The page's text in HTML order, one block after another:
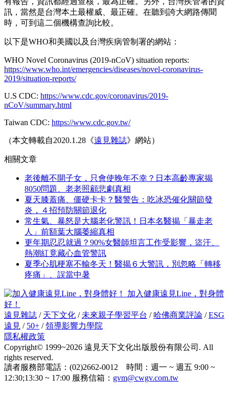
訊，當然是台灣本土最權威、最正確。在聽到誇大網路傳聞
時，可到這二個機構查詢比較。
以下是WHO和美國以及台灣疾病管制署的網站：
WHO Novel Coronavirus (2019-nCoV) situation reports:
https://www.who.int/emergencies/diseases/novel-coronavirus-
2019/situation-reports/
U.S CDC: https://www.cdc.gov/coronavirus/2019-
nCoV/summary.html
Taiwan CDC: https://www.cdc.gov.tw/
（本文轉載自2020.1.28《遠見雜誌》網站）
相關文章
老後離不開子女，只會使晚年不幸？日本高齡專家揭
8050問題、老老照顧悲劇真相
夏天膝蓋痛、僵硬卡卡？醫警告：吃冰恐催化關節發
炎，４招預防關節退化
常生氣、暴怒是大腦老化警訊！日本名醫揭「暴走老
人」前額葉大腦萎縮真相
更年期忍忍就過？90%女醫師坦言工作受影響，盜汗、
熱潮紅竟藏心血管警訊
夏季心肌梗塞不輸冬天！醫揭６大警訊，別忽略「轉移
疼痛」、誤當中暑
加入健康遠見Line，對身體
好！
遠見雜誌 / 天下文化 / 未來親子學習平台 / 哈佛商業評論 /ESG
遠見 / 50+ /領導影響力學院
隱私權政策
Copyright© 1999~2026 遠見天下文化出版股份有限公司. All
rights reserved.
讀者服務部電話：(02)2662-0012 時間：週一 ~ 週五 9:00 ~
12:30;13:30 ~ 17:00 服務信箱： gvm@cwgv.com.tw